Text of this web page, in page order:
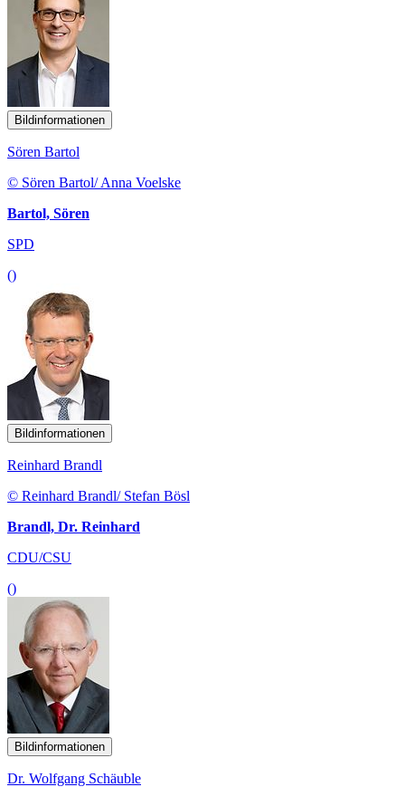
Bildinformationen
Sören Bartol
© Sören Bartol/ Anna Voelske
Bartol, Sören
SPD
()
Bildinformationen
Reinhard Brandl
© Reinhard Brandl/ Stefan Bösl
Brandl, Dr. Reinhard
CDU/CSU
()
Bildinformationen
Dr. Wolfgang Schäuble